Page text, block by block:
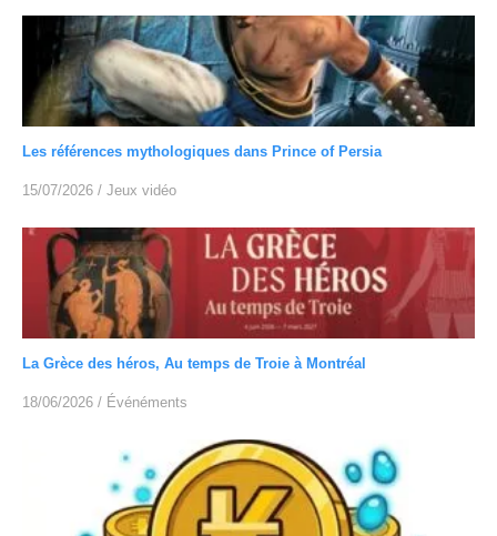
Les références mythologiques dans Prince of Persia
15/07/2026 / Jeux vidéo
La Grèce des héros, Au temps de Troie à Montréal
18/06/2026 / Événéments